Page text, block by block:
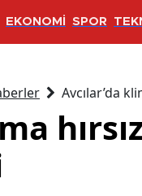
EKONOMİ SPOR
Avcılar’da